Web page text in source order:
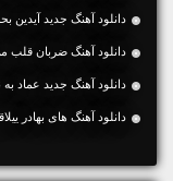
دانلود آهنگ جديد آیدین بحری
دانلود آهنگ ضربان قلب
دانلود آهنگ جديد عماد به
دانلود آهنگ های بهادر